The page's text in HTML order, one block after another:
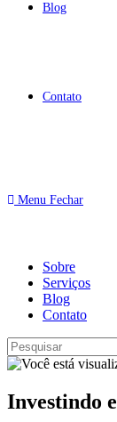
Blog
Contato
Menu Fechar
Sobre
Serviços
Blog
Contato
Investindo